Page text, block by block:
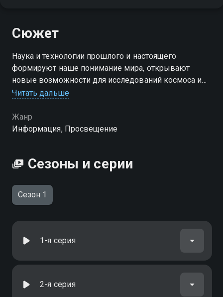
Сюжет
Наука и технологии прошлого и настоящего
формируют наше понимание мира, открывают
новые возможности для исследований космоса и
будущих инноваций
Посмотреть онлайн 1 сезон сериала Тайны планеты
вы можете совершенно бесплатно в хорошем HD
Читать дальше
Жанр
Информация, Просвещение
Сезоны и серии
Сезон 1
1-я серия
2-я серия